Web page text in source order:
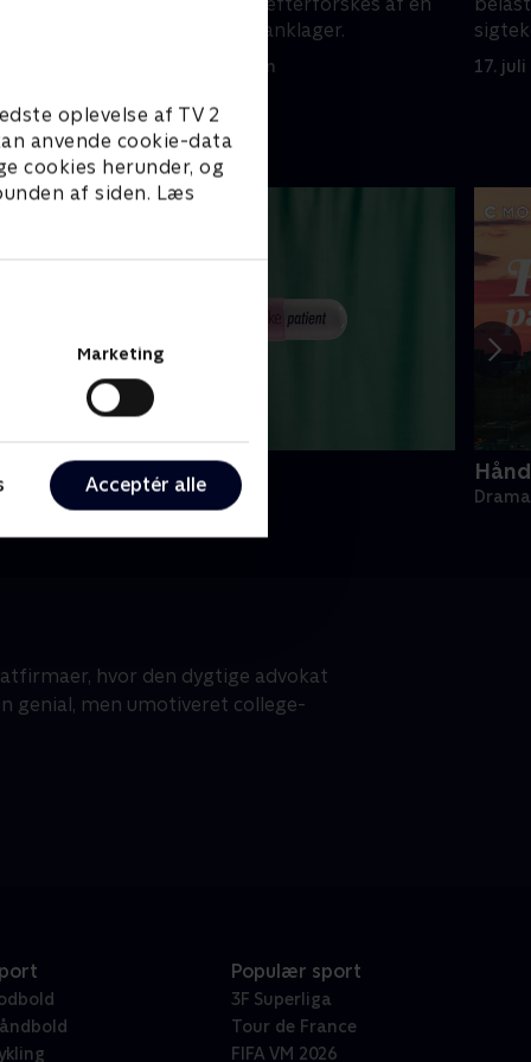
oplevelse af TV 2
anvende cookie-data
cookies herunder, og
af siden. Læs
Marketing
Acceptér alle
skånselsløs statsanklager.
17. juli 2025 • 43 min 17. juli
Fake Patient
• 1 sæsoner
hvor den dygtige advokat
genial, men umotiveret college-
Populær sport
3F Superliga
Tour de France
FIFA VM 2026